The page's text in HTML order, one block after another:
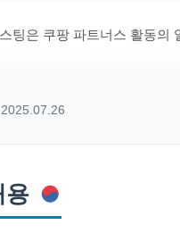
팅은 쿠팡 파트너스 활동의
용